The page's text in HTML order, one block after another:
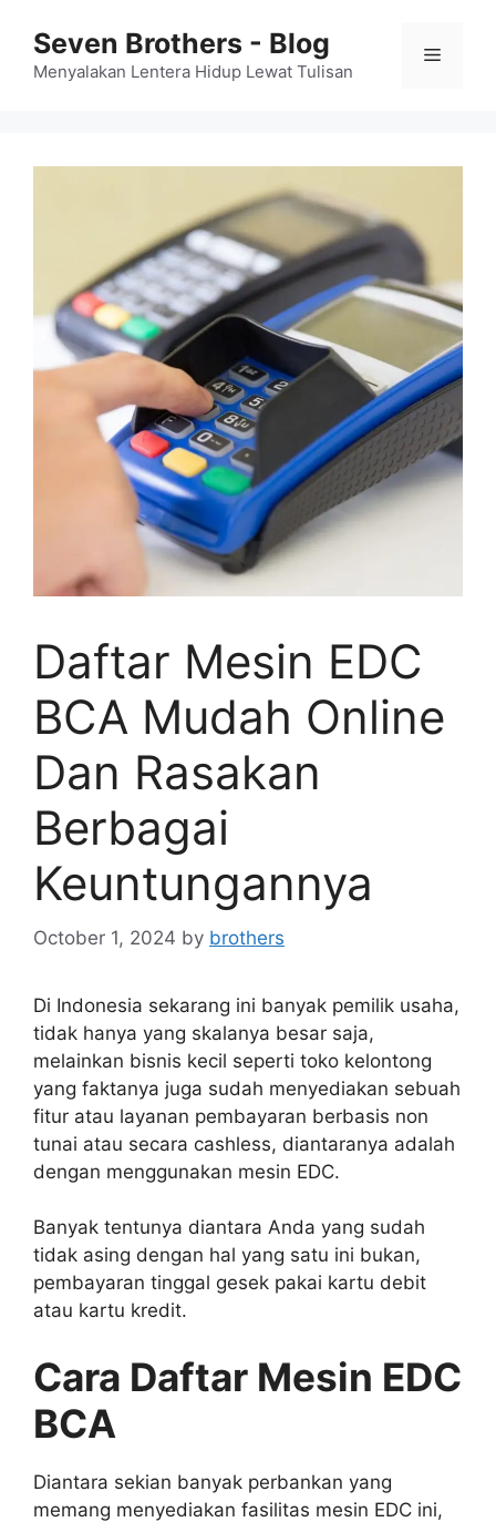
content
Seven Brothers - Blog
Menyalakan Lentera Hidup Lewat Tulisan
Menu
Daftar Mesin EDC
BCA Mudah Online
Dan Rasakan
Berbagai
Keuntungannya
October 1, 2024 by brothers
Di Indonesia sekarang ini banyak pemilik usaha,
tidak hanya yang skalanya besar saja,
melainkan bisnis kecil seperti toko kelontong
yang faktanya juga sudah menyediakan sebuah
fitur atau layanan pembayaran berbasis non
tunai atau secara cashless, diantaranya adalah
dengan menggunakan mesin EDC.
Banyak tentunya diantara Anda yang sudah
tidak asing dengan hal yang satu ini bukan,
pembayaran tinggal gesek pakai kartu debit
atau kartu kredit.
Cara Daftar Mesin EDC
BCA
Diantara sekian banyak perbankan yang
memang menyediakan fasilitas mesin EDC ini,